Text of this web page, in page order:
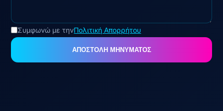
Συμφωνώ με τηνΠολιτική Απορρήτου
ΑΠΟΣΤΟΛΗ ΜΗΝΥΜΑΤΟΣ